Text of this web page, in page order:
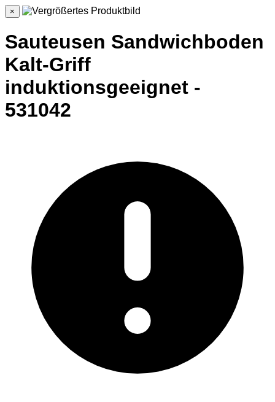
×
Sauteusen Sandwichboden
Kalt-Griff
induktionsgeeignet -
531042